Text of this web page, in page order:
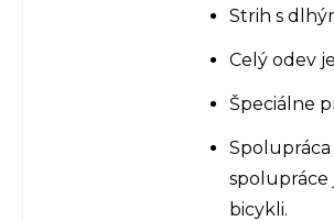
Strih s
Celý odev
Špeciálne
Spolupráca
spolupráce
bicykli.